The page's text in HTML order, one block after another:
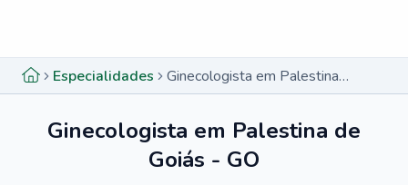
Especialidades Ginecologista em Palestina de Goiás - GO
Ginecologista em Palestina de
Goiás - GO